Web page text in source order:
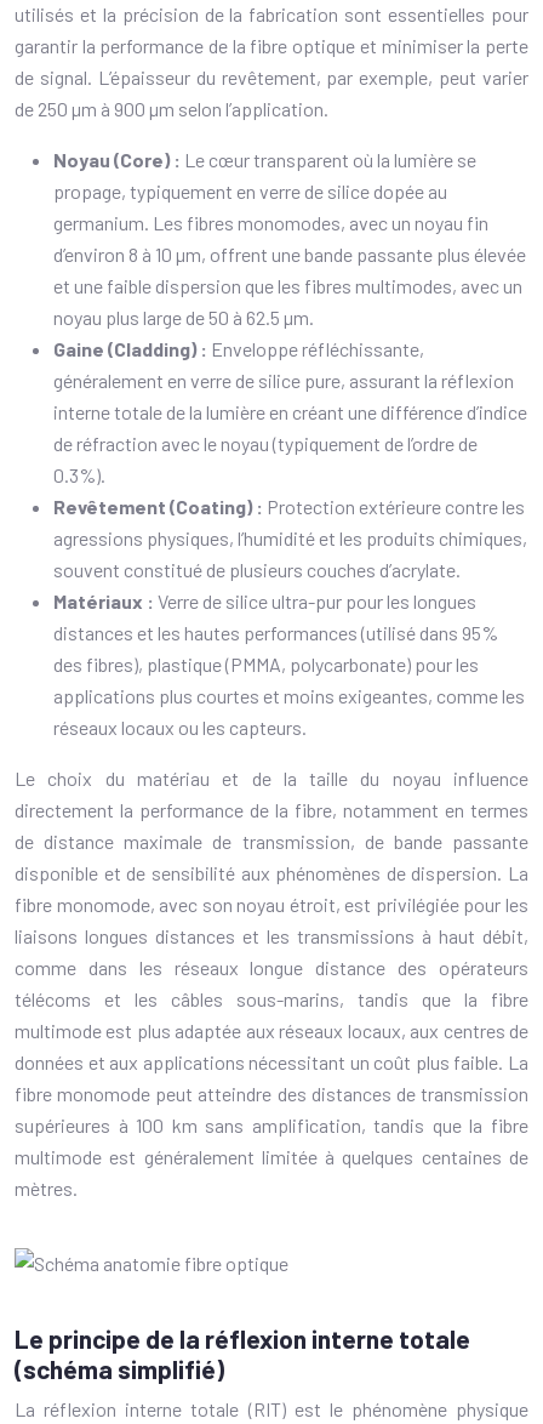
utilisés et la précision de la fabrication sont essentielles pour
garantir la performance de la fibre optique et minimiser la perte
de signal. L’épaisseur du revêtement, par exemple, peut varier
de 250 µm à 900 µm selon l’application.
Noyau (Core) : Le cœur transparent où la lumière se
propage, typiquement en verre de silice dopée au
germanium. Les fibres monomodes, avec un noyau fin
d’environ 8 à 10 µm, offrent une bande passante plus élevée
et une faible dispersion que les fibres multimodes, avec un
noyau plus large de 50 à 62.5 µm.
Gaine (Cladding) : Enveloppe réfléchissante,
généralement en verre de silice pure, assurant la réflexion
interne totale de la lumière en créant une différence d’indice
de réfraction avec le noyau (typiquement de l’ordre de
0.3%).
Revêtement (Coating) : Protection extérieure contre les
agressions physiques, l’humidité et les produits chimiques,
souvent constitué de plusieurs couches d’acrylate.
Matériaux : Verre de silice ultra-pur pour les longues
distances et les hautes performances (utilisé dans 95%
des fibres), plastique (PMMA, polycarbonate) pour les
applications plus courtes et moins exigeantes, comme les
réseaux locaux ou les capteurs.
Le choix du matériau et de la taille du noyau influence
directement la performance de la fibre, notamment en termes
de distance maximale de transmission, de bande passante
disponible et de sensibilité aux phénomènes de dispersion. La
fibre monomode, avec son noyau étroit, est privilégiée pour les
liaisons longues distances et les transmissions à haut débit,
comme dans les réseaux longue distance des opérateurs
télécoms et les câbles sous-marins, tandis que la fibre
multimode est plus adaptée aux réseaux locaux, aux centres de
données et aux applications nécessitant un coût plus faible. La
fibre monomode peut atteindre des distances de transmission
supérieures à 100 km sans amplification, tandis que la fibre
multimode est généralement limitée à quelques centaines de
mètres.
Le principe de la réflexion interne totale
(schéma simplifié)
La réflexion interne totale (RIT) est le phénomène physique